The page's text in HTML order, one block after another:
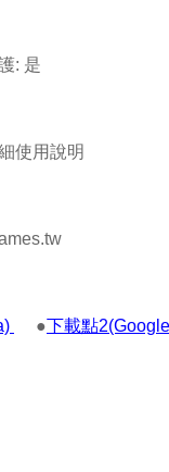
: 是
使用說明
●下載點